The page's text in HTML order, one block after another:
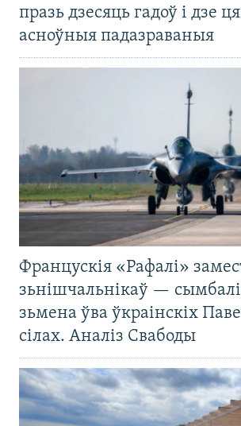
празь дзесяць гадоў і дзе
асноўныя падазраваныя
Францускія «Рафалі»
зьнішчальнікаў —
зьмена ўва ўкраінскіх
сілах. Аналіз Свабоды